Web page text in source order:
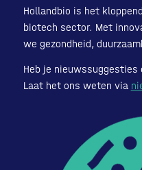
Hollandbio is het
biotech sector. Met
we gezondheid,
Heb je nieuwssuggesties
Laat het ons weten via